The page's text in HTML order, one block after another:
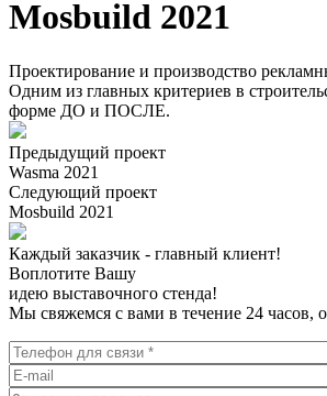
Mosbuild 2021
Проектирование и производство
Одним из главных критериев в
форме ДО и ПОСЛЕ.
Предыдущий проект
Wasma 2021
Следующий проект
Mosbuild 2021
Каждый заказчик - главный клиент!
Воплотите Вашу
идею выставочного стенда!
Мы свяжемся с вами в течение 24 часов,